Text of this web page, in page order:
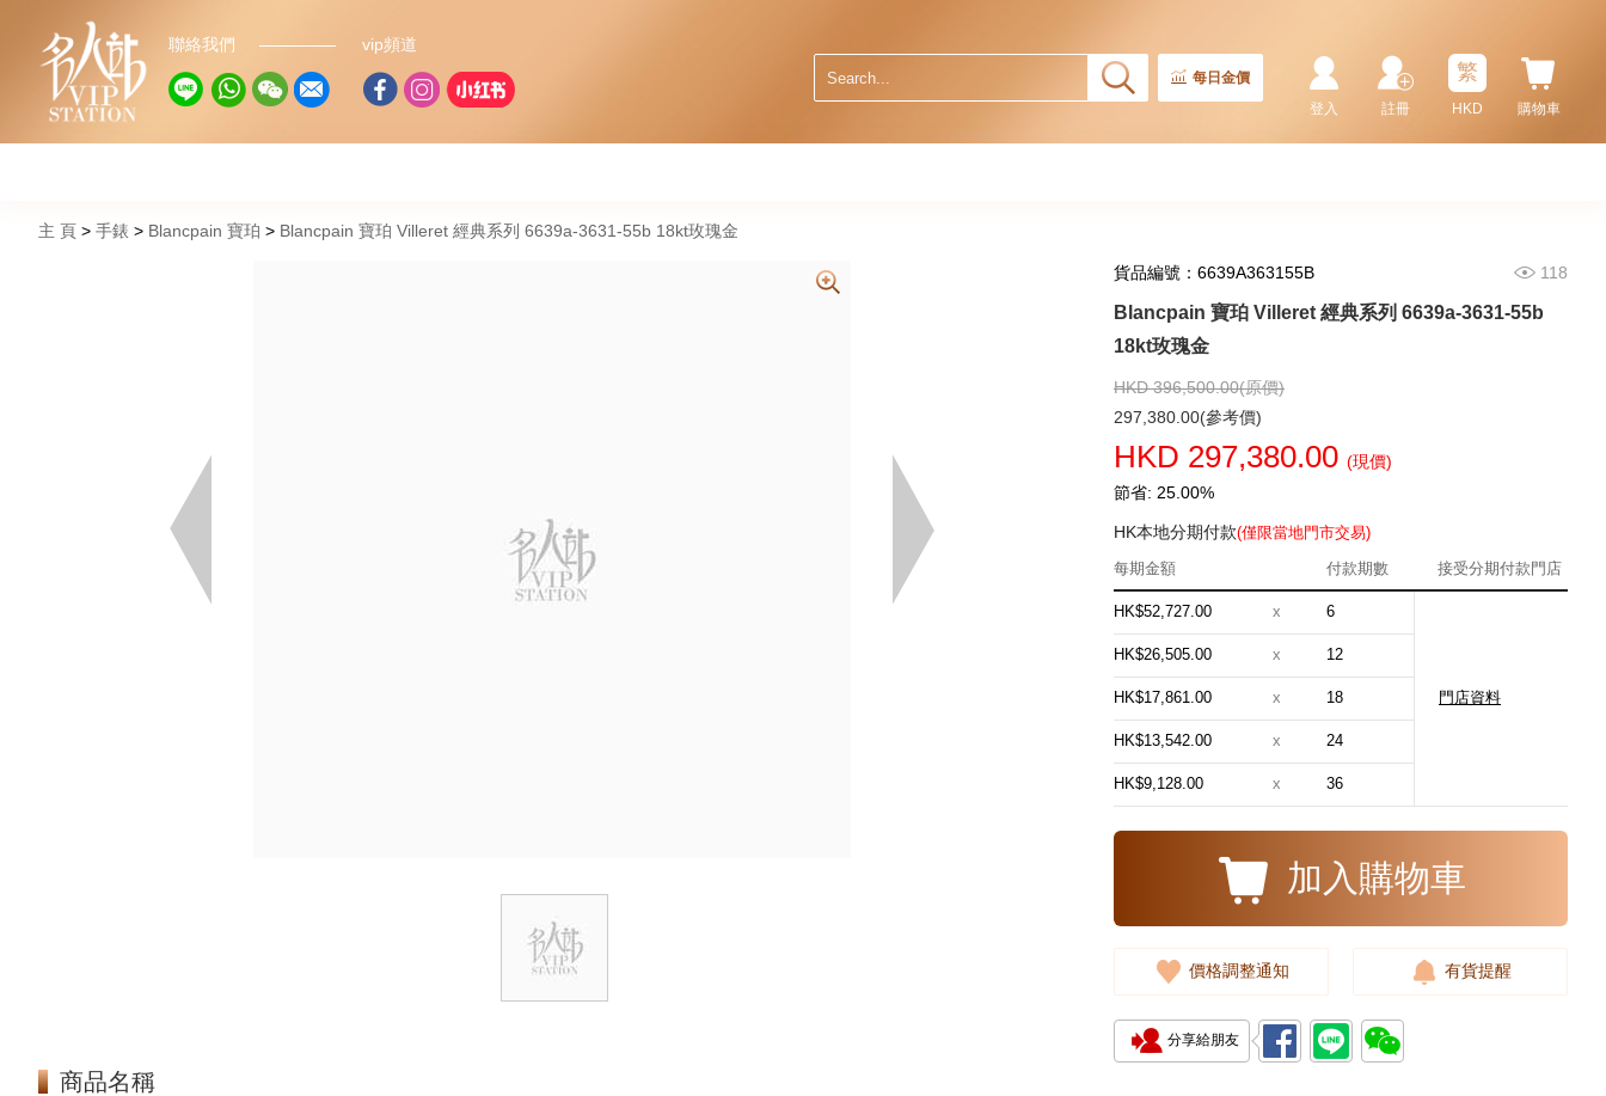
聯絡我們 vip頻道
每日金價
購物車
繁
HKD
註冊
登入
主 頁 手錶 Blancpain 寶珀 Blancpain 寶珀 Villeret 經典系列 6639a-3631-55b 18kt玫瑰金
商品名稱
貨品編號：6639A363155B 118
Blancpain 寶珀 Villeret 經典系列 6639a-3631-55b
18kt玫瑰金
HKD 396,500.00(原價)
297,380.00(參考價)
HKD 297,380.00 (現價)
節省: 25.00%
HK本地分期付款(僅限當地門市交易)
每期金額
付款期數 接受分期付款門店
HK$52,727.00 x 6
門店資料
HK$26,505.00 x 12
HK$17,861.00 x 18
HK$13,542.00 x 24
HK$9,128.00 x 36
加入購物車
價格調整通知 有貨提醒
分享給朋友
Blancpain 寶珀 Fifty Fathoms
Blancpain 寶珀 Villeret 經典系列
181,880.00